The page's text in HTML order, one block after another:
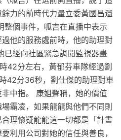
力的前時代力量立委黃國昌還
整個事件，呱吉在直播中表示
他的服務處前時，他的助理對
已經向社區緊急調閱監視器畫
42分左右，黃郁芬車隊經過劉
42分36秒，劉仕傑的助理對車
中指。 康姐聲稱，她的價值
霸凌，如果龍龍與他們不同則
理懷疑龍龍這一切都是「計畫
利用公司對她的信任與善良，